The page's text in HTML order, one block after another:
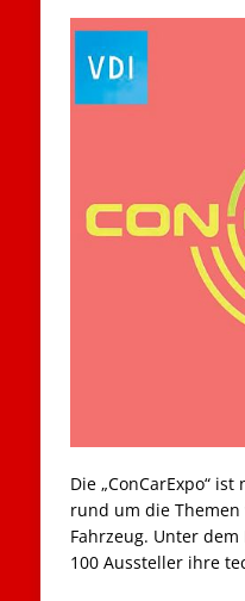
Die „ConCarExpo“
rund um die
Fahrzeug. Unter
100 Aussteller ihre